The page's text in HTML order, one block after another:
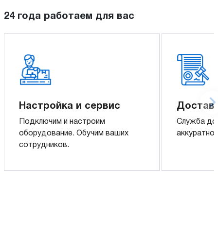
24 года работаем для вас
Настройка и сервис
Подключим и настроим
оборудование. Обучим ваших
сотрудников.
Служба
аккуратно